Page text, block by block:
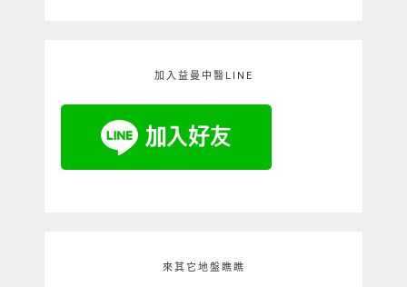
加入益曼中醫LINE
來其它地盤瞧瞧